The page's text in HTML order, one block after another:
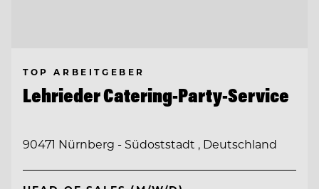
TOP ARBEITGEBER
Lehrieder Catering-Party-Service
90471 Nürnberg - Südoststadt , Deutschland